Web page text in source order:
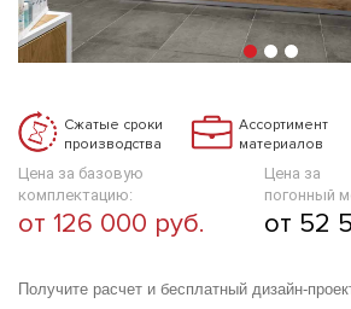
Сжатые сроки
производства
Ассортимент
материалов
Цена за базовую
комплектацию:
от 126 000 руб.
Цена за
погонный
от 52
Получите расчет и бесплатный дизайн-